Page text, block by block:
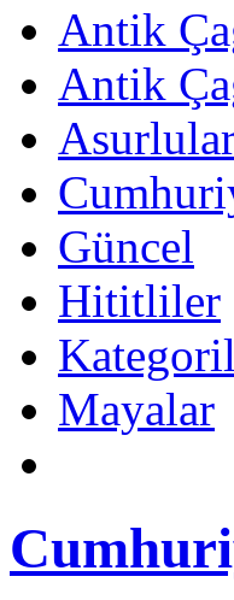
Antik
Antik
Güncel
Hititliler
Mayalar